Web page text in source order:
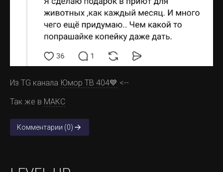
Из TG канала Юмор ТВ 404💙 <--
Так же в МАКС
Комментарии (0)